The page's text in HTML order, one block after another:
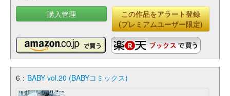
購入管理
この作品をアラート登録
(プレミアムユーザー限定)
6： BABY vol.20 (BABYコミックス)